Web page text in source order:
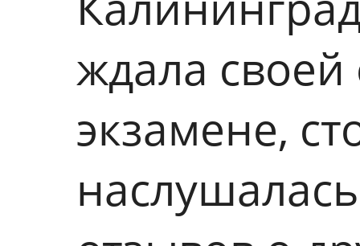
ждала
экзамене,